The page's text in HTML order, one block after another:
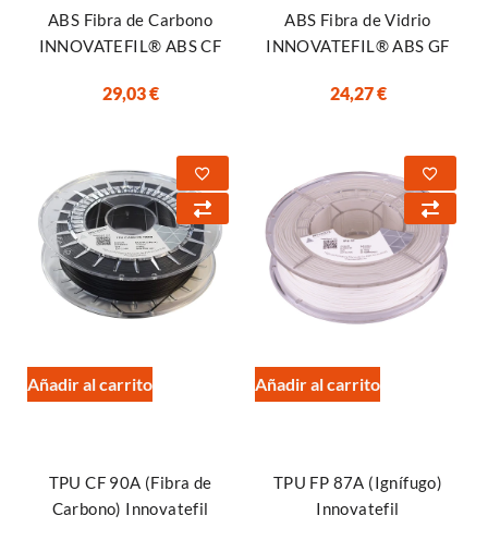
ABS Fibra de Carbono
INNOVATEFIL® ABS CF
29,03€
ABS Fibra de Vidrio
INNOVATEFIL® ABS GF
24,27€
Añadir al carrito
TPU CF 90A (Fibra de
Carbono) Innovatefil
Añadir al carrito
TPU FP 87A (Ignífugo)
Innovatefil